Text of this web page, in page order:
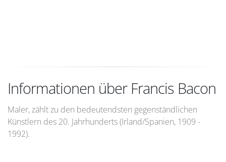
Informationen über Francis Bacon
Maler, zählt zu den bedeutendsten gegenständlichen
Künstlern des 20. Jahrhunderts (Irland/Spanien, 1909 -
1992).